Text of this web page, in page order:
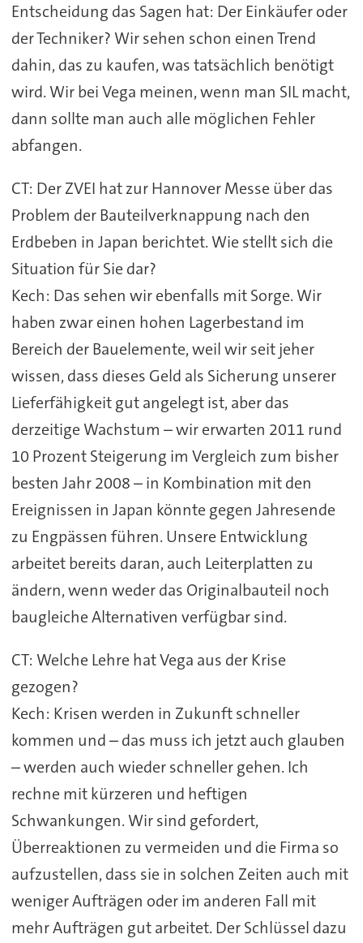
Entscheidung das Sagen hat: Der Einkäufer oder
der Techniker? Wir sehen schon einen Trend
dahin, das zu kaufen, was tatsächlich benötigt
wird. Wir bei Vega meinen, wenn man SIL macht,
dann sollte man auch alle möglichen Fehler
abfangen.
CT: Der ZVEI hat zur Hannover Messe über das
Problem der Bauteilverknappung nach den
Erdbeben in Japan berichtet. Wie stellt sich die
Situation für Sie dar?
Kech: Das sehen wir ebenfalls mit Sorge. Wir
haben zwar einen hohen Lagerbestand im
Bereich der Bauelemente, weil wir seit jeher
wissen, dass dieses Geld als Sicherung unserer
Lieferfähigkeit gut angelegt ist, aber das
derzeitige Wachstum – wir erwarten 2011 rund
10 Prozent Steigerung im Vergleich zum bisher
besten Jahr 2008 – in Kombination mit den
Ereignissen in Japan könnte gegen Jahresende
zu Engpässen führen. Unsere Entwicklung
arbeitet bereits daran, auch Leiterplatten zu
ändern, wenn weder das Originalbauteil noch
baugleiche Alternativen verfügbar sind.
CT: Welche Lehre hat Vega aus der Krise
gezogen?
Kech: Krisen werden in Zukunft schneller
kommen und – das muss ich jetzt auch glauben
– werden auch wieder schneller gehen. Ich
rechne mit kürzeren und heftigen
Schwankungen. Wir sind gefordert,
Überreaktionen zu vermeiden und die Firma so
aufzustellen, dass sie in solchen Zeiten auch mit
weniger Aufträgen oder im anderen Fall mit
mehr Aufträgen gut arbeitet. Der Schlüssel dazu